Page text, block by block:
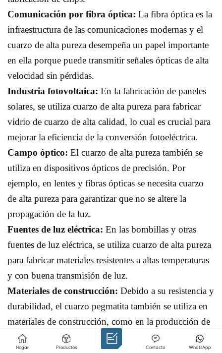
Comunicación por fibra óptica: La fibra óptica es la
infraestructura de las comunicaciones modernas y el
cuarzo de alta pureza desempeña un papel importante
en ella porque puede transmitir señales ópticas de alta
velocidad sin pérdidas.
Industria fotovoltaica: En la fabricación de paneles
solares, se utiliza cuarzo de alta pureza para fabricar
vidrio de cuarzo de alta calidad, lo cual es crucial para
mejorar la eficiencia de la conversión fotoeléctrica.
Campo óptico: El cuarzo de alta pureza también se
utiliza en dispositivos ópticos de precisión. Por
ejemplo, en lentes y fibras ópticas se necesita cuarzo
de alta pureza para garantizar que no se altere la
propagación de la luz.
Fuentes de luz eléctrica: En las bombillas y otras
fuentes de luz eléctrica, se utiliza cuarzo de alta pureza
para fabricar materiales resistentes a altas temperaturas
y con buena transmisión de luz.
Materiales de construcción: Debido a su resistencia y
durabilidad, el cuarzo pegmatita también se utiliza en
materiales de construcción, como en la producción de
baldosas y suelos.
Hogar Productos WhatsApp
Contacto